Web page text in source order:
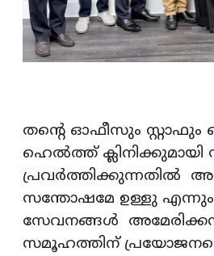
തന്റെ ഓഫീസും
ഹെൽത്ത്
പ്രവർത്തിക്കുന്നതിൽ
സന്തോഷമേ ഉള്ളു
സേവനങ്ങൾ
സമൂഹത്തിന്